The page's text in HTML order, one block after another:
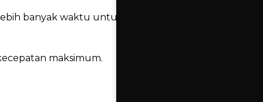
banyak waktu untuk bergerak di sisi
maksimum.